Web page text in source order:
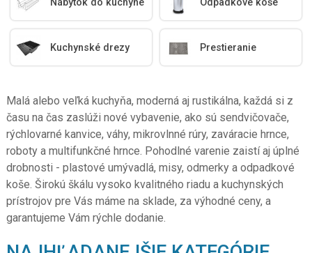
Kuchynské drezy Prestieranie
Malá alebo veľká kuchyňa, moderná aj rustikálna, každá si z
času na čas zaslúži nové vybavenie, ako sú sendvičovače,
rýchlovarné kanvice, váhy, mikrovlnné rúry, zaváracie hrnce,
roboty a multifunkčné hrnce. Pohodlné varenie zaistí aj úplné
drobnosti - plastové umývadlá, misy, odmerky a odpadkové
koše. Širokú škálu vysoko kvalitného riadu a kuchynských
prístrojov pre Vás máme na sklade, za výhodné ceny, a
garantujeme Vám rýchle dodanie.